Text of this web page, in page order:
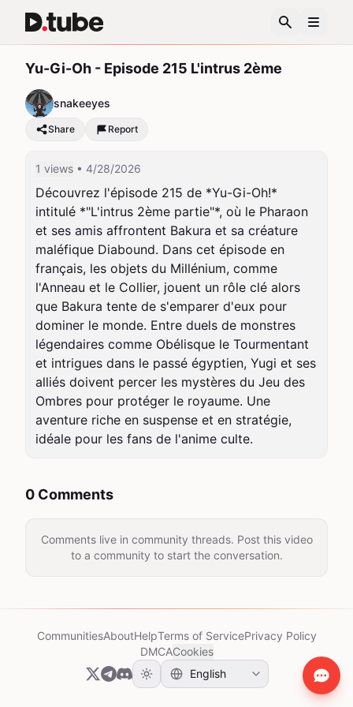
Yu-Gi-Oh - Episode 215 L'intrus 2ème
snakeeyes
Share Report
1 views • 4/28/2026
Découvrez l'épisode 215 de *Yu-Gi-Oh!*
intitulé *"L'intrus 2ème partie"*, où le Pharaon
et ses amis affrontent Bakura et sa créature
maléfique Diabound. Dans cet épisode en
français, les objets du Millénium, comme
l'Anneau et le Collier, jouent un rôle clé alors
que Bakura tente de s'emparer d'eux pour
dominer le monde. Entre duels de monstres
légendaires comme Obélisque le Tourmentant
et intrigues dans le passé égyptien, Yugi et ses
alliés doivent percer les mystères du Jeu des
Ombres pour protéger le royaume. Une
aventure riche en suspense et en stratégie,
idéale pour les fans de l'anime culte.
0 Comments
Comments live in community threads. Post this video
to a community to start the conversation.
CommunitiesAboutHelpTerms of ServicePrivacy Policy
DMCACookies